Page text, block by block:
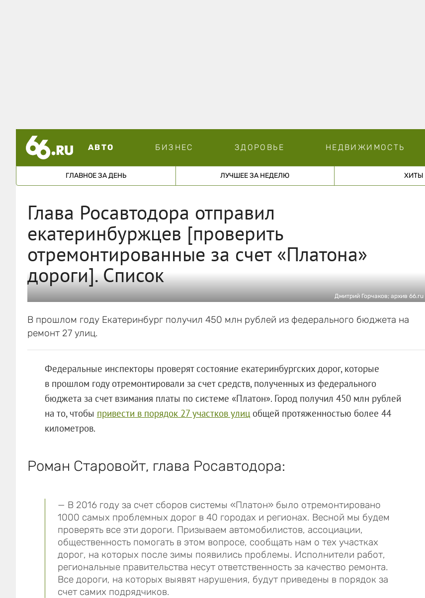
АВТО БИЗНЕС ЗДОРОВЬЕ НЕДВИЖИМОСТЬ
ГЛАВНОЕ ЗА ДЕНЬ ЛУЧШЕЕ ЗА НЕДЕЛЮ ХИТЫ
Глава Росавтодора отправил
екатеринбуржцев [проверить
отремонтированные за счет «Платона»
дороги]. Список
Дмитрий Горчаков; архив 66.ru
В прошлом году Екатеринбург получил 450 млн рублей из федерального бюджета на
ремонт 27 улиц.
Федеральные инспекторы проверят состояние екатеринбургских дорог, которые
в прошлом году отремонтировали за счет средств, полученных из федерального
бюджета за счет взимания платы по системе «Платон». Город получил 450 млн рублей
на то, чтобы привести в порядок 27 участков улиц общей протяженностью более 44
километров.
Роман Старовойт, глава Росавтодора:
— В 2016 году за счет сборов системы «Платон» было отремонтировано
1000 самых проблемных дорог в 40 городах и регионах. Весной мы будем
проверять все эти дороги. Призываем автомобилистов, ассоциации,
общественность помогать в этом вопросе, сообщать нам о тех участках
дорог, на которых после зимы появились проблемы. Исполнители работ,
региональные правительства несут ответственность за качество ремонта.
Все дороги, на которых выявят нарушения, будут приведены в порядок за
счет самих подрядчиков.